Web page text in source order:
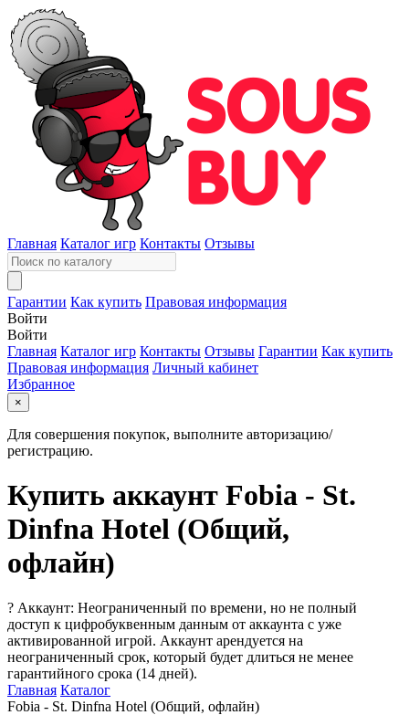
Главная Каталог игр Контакты Отзывы
Гарантии Как купить Правовая информация
Войти
Войти
Главная Каталог игр Контакты Отзывы Гарантии Как купить
Правовая информация Личный кабинет
Избранное
×
Для совершения покупок, выполните авторизацию/
регистрацию.
Купить аккаунт Fobia - St.
Dinfna Hotel (Общий,
офлайн)
? Аккаунт: Неограниченный по времени, но не полный
доступ к цифробуквенным данным от аккаунта с уже
активированной игрой. Аккаунт арендуется на
неограниченный срок, который будет длиться не менее
гарантийного срока (14 дней).
Главная Каталог
Fobia - St. Dinfna Hotel (Общий, офлайн)